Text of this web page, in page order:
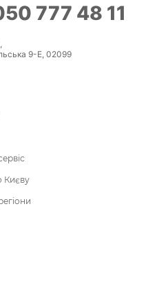
777 48 11
9-Е, 02099
Києву